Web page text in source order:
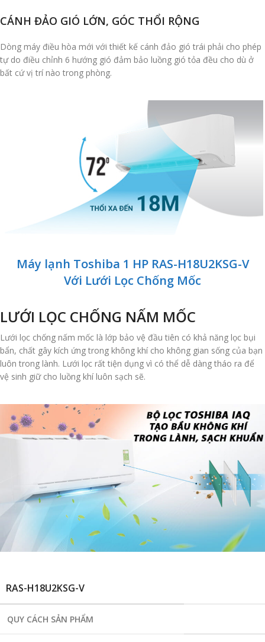
CÁNH ĐẢO GIÓ LỚN, GÓC THỔI RỘNG
Dòng máy điều hòa mới với thiết kế cánh đảo gió trái phải cho phép
tự do điều chỉnh 6 hướng gió đảm bảo luồng gió tỏa đều cho dù ở
bất cứ vị trí nào trong phòng.
Máy lạnh Toshiba 1 HP RAS-H18U2KSG-V
Với Lưới Lọc Chống Mốc
LƯỚI LỌC CHỐNG NẤM MỐC
Lưới lọc chống nấm mốc là lớp bảo vệ đầu tiên có khả năng lọc bụi
bẩn, chất gây kích ứng trong không khí cho không gian sống của bạn
luôn trong lành. Lưới lọc rất tiện dụng vì có thể dễ dàng tháo ra để
vệ sinh giữ cho luồng khí luôn sạch sẽ.
RAS-H18U2KSG-V
QUY CÁCH SẢN PHẨM